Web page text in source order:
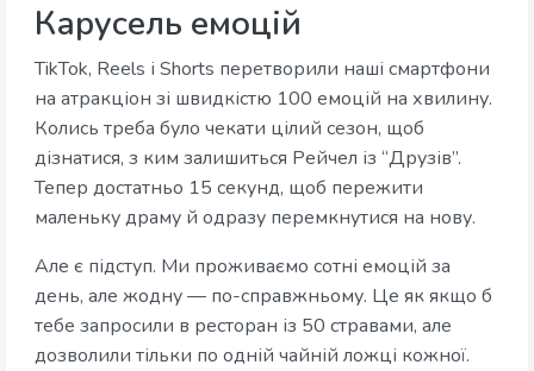
Карусель емоцій
TikTok, Reels і Shorts перетворили наші смартфони
на атракціон зі швидкістю 100 емоцій на хвилину.
Колись треба було чекати цілий сезон, щоб
дізнатися, з ким залишиться Рейчел із “Друзів”.
Тепер достатньо 15 секунд, щоб пережити
маленьку драму й одразу перемкнутися на нову.
Але є підступ. Ми проживаємо сотні емоцій за
день, але жодну — по-справжньому. Це як якщо б
тебе запросили в ресторан із 50 стравами, але
дозволили тільки по одній чайній ложці кожної.